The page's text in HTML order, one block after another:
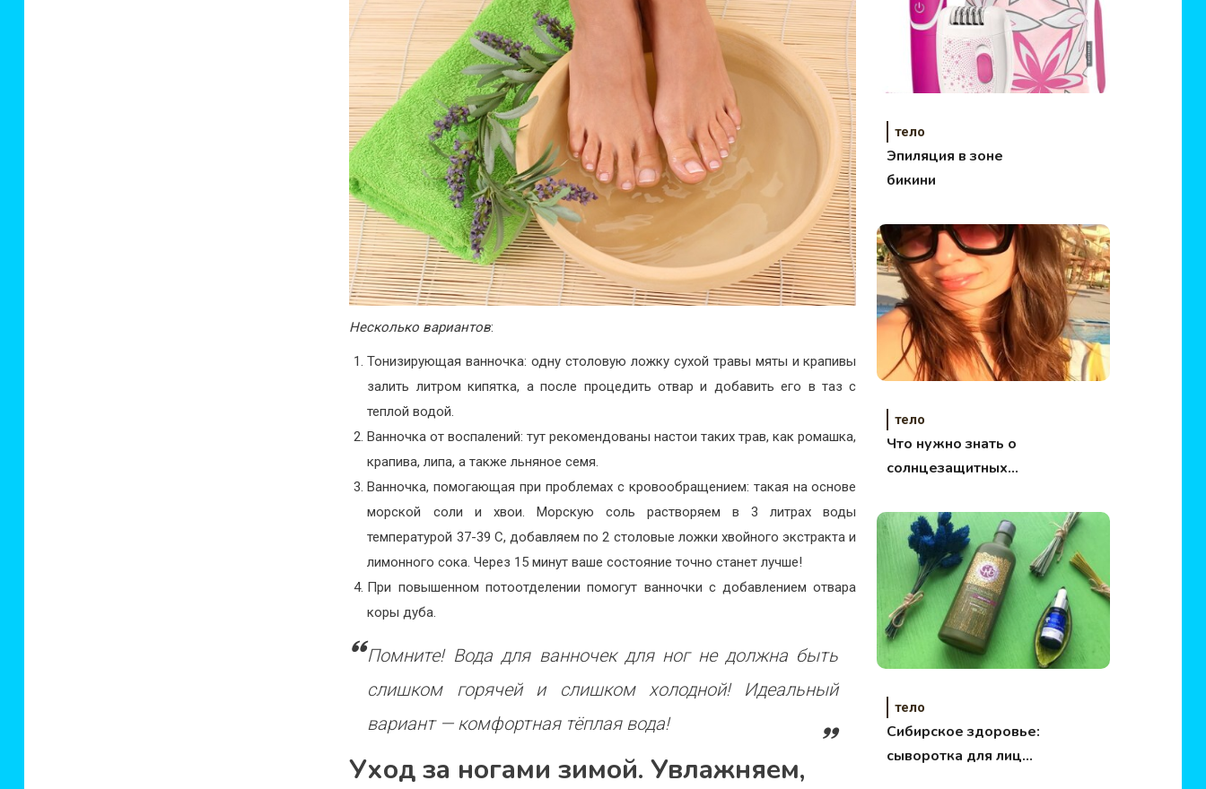
Несколько вариантов:
Тонизирующая ванночка: одну столовую ложку сухой травы мяты и крапивы
залить литром кипятка, а после процедить отвар и добавить его в таз с
теплой водой.
Ванночка от воспалений: тут рекомендованы настои таких трав, как ромашка,
крапива, липа, а также льняное семя.
Ванночка, помогающая при проблемах с кровообращением: такая на основе
морской соли и хвои. Морскую соль растворяем в 3 литрах воды
температурой 37-39 С, добавляем по 2 столовые ложки хвойного экстракта и
лимонного сока. Через 15 минут ваше состояние точно станет лучше!
При повышенном потоотделении помогут ванночки с добавлением отвара
коры дуба.
Помните! Вода для ванночек для ног не должна быть
слишком горячей и слишком холодной! Идеальный
вариант — комфортная тёплая вода!
Уход за ногами зимой. Увлажняем,
тело
Эпиляция в зоне
бикини
тело
Что нужно знать о
солнцезащитных
SPF крема!
тело
Сибирское здоровье:
сыворотка для лица